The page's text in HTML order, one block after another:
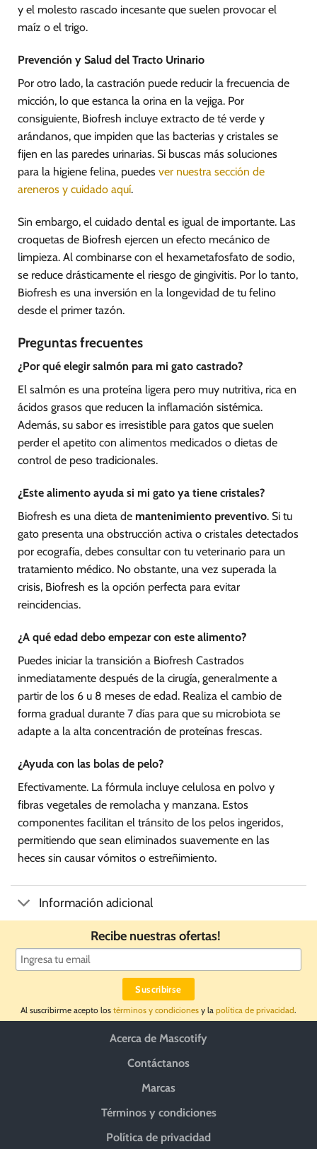
y el molesto rascado incesante que suelen provocar el
maíz o el trigo.
Prevención y Salud del Tracto Urinario
Por otro lado, la castración puede reducir la frecuencia de
micción, lo que estanca la orina en la vejiga. Por
consiguiente, Biofresh incluye extracto de té verde y
arándanos, que impiden que las bacterias y cristales se
fijen en las paredes urinarias. Si buscas más soluciones
para la higiene felina, puedes ver nuestra sección de
areneros y cuidado aquí.
Sin embargo, el cuidado dental es igual de importante. Las
croquetas de Biofresh ejercen un efecto mecánico de
limpieza. Al combinarse con el hexametafosfato de sodio,
se reduce drásticamente el riesgo de gingivitis. Por lo tanto,
Biofresh es una inversión en la longevidad de tu felino
desde el primer tazón.
Preguntas frecuentes
¿Por qué elegir salmón para mi gato castrado?
El salmón es una proteína ligera pero muy nutritiva, rica en
ácidos grasos que reducen la inflamación sistémica.
Además, su sabor es irresistible para gatos que suelen
perder el apetito con alimentos medicados o dietas de
control de peso tradicionales.
¿Este alimento ayuda si mi gato ya tiene cristales?
Biofresh es una dieta de mantenimiento preventivo. Si tu
gato presenta una obstrucción activa o cristales detectados
por ecografía, debes consultar con tu veterinario para un
tratamiento médico. No obstante, una vez superada la
crisis, Biofresh es la opción perfecta para evitar
reincidencias.
¿A qué edad debo empezar con este alimento?
Puedes iniciar la transición a Biofresh Castrados
inmediatamente después de la cirugía, generalmente a
partir de los 6 u 8 meses de edad. Realiza el cambio de
forma gradual durante 7 días para que su microbiota se
adapte a la alta concentración de proteínas frescas.
¿Ayuda con las bolas de pelo?
Efectivamente. La fórmula incluye celulosa en polvo y
fibras vegetales de remolacha y manzana. Estos
componentes facilitan el tránsito de los pelos ingeridos,
permitiendo que sean eliminados suavemente en las
heces sin causar vómitos o estreñimiento.
Información adicional
Recibe nuestras ofertas!
Al suscribirme acepto los términos y condiciones y la política de privacidad.
Acerca de Mascotify
Contáctanos
Marcas
Términos y condiciones
Política de privacidad